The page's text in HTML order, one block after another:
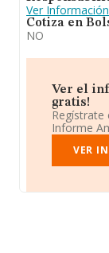
Ver Información
Cotiza en
NO
Ver el
gratis!
Informe
VER